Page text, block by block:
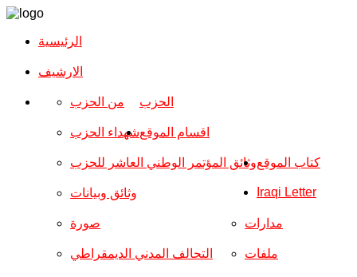
الرئيسية
الارشیف
الحزب من الحزب
شهداء الحزب
وثائق المؤتمر الوطني العاشر للحزب
وثائق وبيانات
اقسام الموقع
صورة
التحالف المدني الديمقراطي
مدارات
ملفات
كتاب الموقع
Iraqi Letter